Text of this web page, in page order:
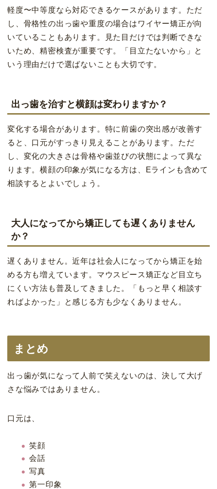
軽度〜中等度なら対応できるケースがあります。ただ
し、骨格性の出っ歯や重度の場合はワイヤー矯正が向
いていることもあります。見た目だけでは判断できな
いため、精密検査が重要です。「目立たないから」と
いう理由だけで選ばないことも大切です。
出っ歯を治すと横顔は変わりますか？
変化する場合があります。特に前歯の突出感が改善す
ると、口元がすっきり見えることがあります。ただ
し、変化の大きさは骨格や歯並びの状態によって異な
ります。横顔の印象が気になる方は、Eラインも含めて
相談するとよいでしょう。
大人になってから矯正しても遅くありません
か？
遅くありません。近年は社会人になってから矯正を始
める方も増えています。マウスピース矯正など目立ち
にくい方法も普及してきました。「もっと早く相談す
ればよかった」と感じる方も少なくありません。
まとめ
出っ歯が気になって人前で笑えないのは、決して大げ
さな悩みではありません。
口元は、
笑顔
会話
写真
第一印象